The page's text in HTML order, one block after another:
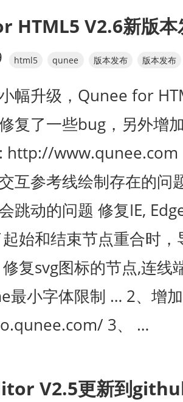
HTML5 V2.6新版本
html5 qunee 版本发布 版本发布
幅升级，Qunee for
复了一些bug，另外增
http://www.qunee.com
互参考线绘制存在的问
跳动的问题 修复IE,
始和结束节点重合时
复svg图标的节点,连线
最小字体限制 … 2、增
3、 …
V2.5更新到